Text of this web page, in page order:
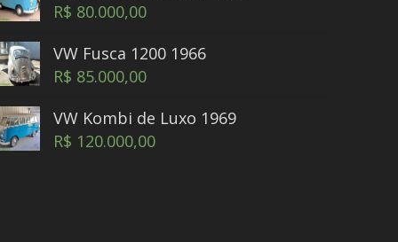
R$ 80.000,00
VW Fusca 1200 1966
R$ 85.000,00
VW Kombi de Luxo 1969
R$ 120.000,00